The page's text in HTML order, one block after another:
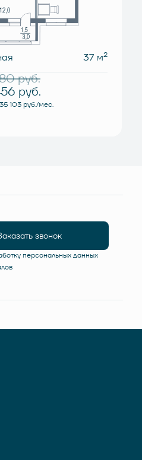
37 м2
руб.
руб.
103 руб./мес.
звонок
персональных данных